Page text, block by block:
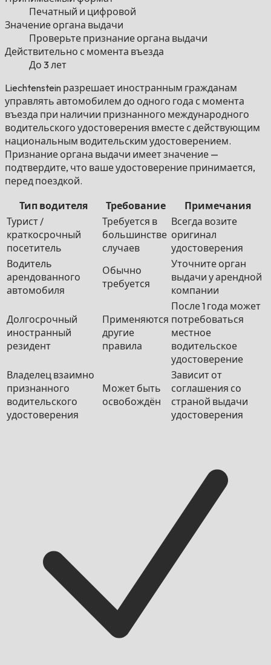
Печатный и цифровой
Значение органа выдачи
Проверьте признание органа выдачи
Действительно с момента въезда
До 3 лет
Liechtenstein разрешает иностранным гражданам
управлять автомобилем до одного года с момента
въезда при наличии признанного международного
водительского удостоверения вместе с действующим
национальным водительским удостоверением.
Признание органа выдачи имеет значение —
подтвердите, что ваше удостоверение принимается,
перед поездкой.
Тип водителя Требование
Примечания
Турист /
краткосрочный
посетитель
Требуется в
большинстве
случаев
Всегда возите
оригинал
удостоверения
Водитель
арендованного
автомобиля
Обычно
требуется
Уточните орган
выдачи у арендной
компании
Долгосрочный
иностранный
резидент
Применяются
другие
правила
После 1 года может
потребоваться
местное
водительское
удостоверение
Владелец взаимно
признанного
водительского
удостоверения
Может быть
освобождён
Зависит от
соглашения со
страной выдачи
удостоверения